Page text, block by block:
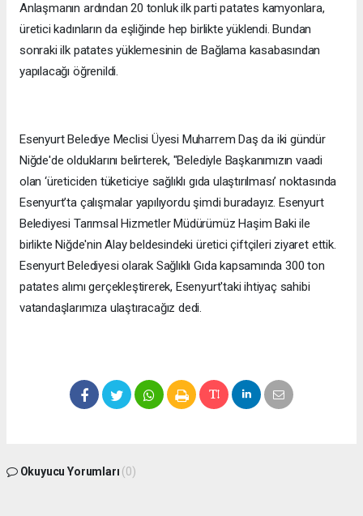
Anlaşmanın ardından 20 tonluk ilk parti patates kamyonlara,
üretici kadınların da eşliğinde hep birlikte yüklendi. Bundan
sonraki ilk patates yüklemesinin de Bağlama kasabasından
yapılacağı öğrenildi.
Esenyurt Belediye Meclisi Üyesi Muharrem Daş da iki gündür
Niğde'de olduklarını belirterek, "Belediyle Başkanımızın vaadi
olan ‘üreticiden tüketiciye sağlıklı gıda ulaştırılması’ noktasında
Esenyurt’ta çalışmalar yapılıyordu şimdi buradayız. Esenyurt
Belediyesi Tarımsal Hizmetler Müdürümüz Haşim Baki ile
birlikte Niğde'nin Alay beldesindeki üretici çiftçileri ziyaret ettik.
Esenyurt Belediyesi olarak Sağlıklı Gıda kapsamında 300 ton
patates alımı gerçekleştirerek, Esenyurt'taki ihtiyaç sahibi
vatandaşlarımıza ulaştıracağız dedi.
Okuyucu Yorumları (0)